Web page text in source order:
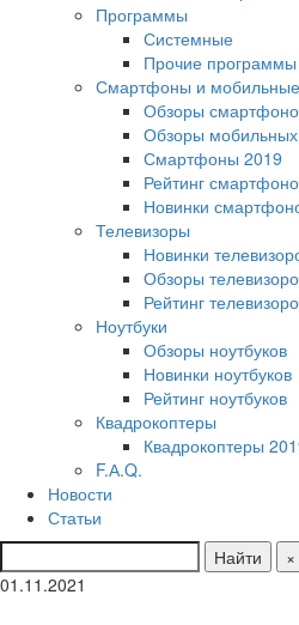
Программы
Системные
Прочие программы
Смартфоны и
Обзоры
Обзоры
Смартфоны 2019
Рейтинг
Новинки
Телевизоры
Новинки
Обзоры
Рейтинг
Ноутбуки
Обзоры ноутбуков
Новинки ноутбуков
Рейтинг ноутбуков
Квадрокоптеры
Квадрокоптеры
F.А.Q.
Новости
Статьи
Найти
×
01.11.2021